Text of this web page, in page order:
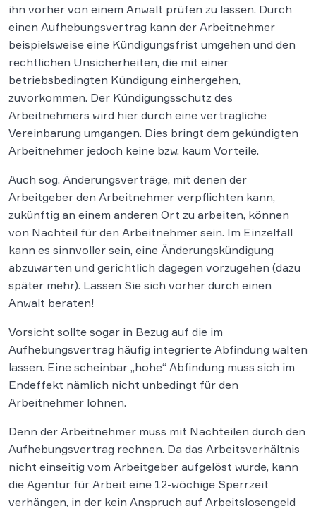
ihn vorher von einem Anwalt prüfen zu lassen. Durch
einen Aufhebungsvertrag kann der Arbeitnehmer
beispielsweise eine Kündigungsfrist umgehen und den
rechtlichen Unsicherheiten, die mit einer
betriebsbedingten Kündigung einhergehen,
zuvorkommen. Der Kündigungsschutz des
Arbeitnehmers wird hier durch eine vertragliche
Vereinbarung umgangen. Dies bringt dem gekündigten
Arbeitnehmer jedoch keine bzw. kaum Vorteile.
Auch sog. Änderungsverträge, mit denen der
Arbeitgeber den Arbeitnehmer verpflichten kann,
zukünftig an einem anderen Ort zu arbeiten, können
von Nachteil für den Arbeitnehmer sein. Im Einzelfall
kann es sinnvoller sein, eine Änderungskündigung
abzuwarten und gerichtlich dagegen vorzugehen (dazu
später mehr). Lassen Sie sich vorher durch einen
Anwalt beraten!
Vorsicht sollte sogar in Bezug auf die im
Aufhebungsvertrag häufig integrierte Abfindung walten
lassen. Eine scheinbar „hohe“ Abfindung muss sich im
Endeffekt nämlich nicht unbedingt für den
Arbeitnehmer lohnen.
Denn der Arbeitnehmer muss mit Nachteilen durch den
Aufhebungsvertrag rechnen. Da das Arbeitsverhältnis
nicht einseitig vom Arbeitgeber aufgelöst wurde, kann
die Agentur für Arbeit eine 12-wöchige Sperrzeit
verhängen, in der kein Anspruch auf Arbeitslosengeld